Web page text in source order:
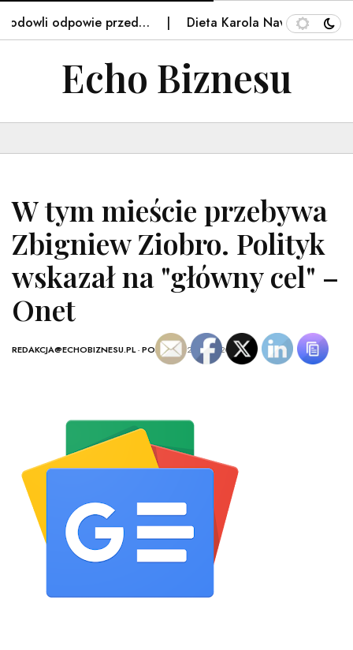
odpowie przed… Dieta Karola Nawrockiego.
Echo Biznesu
W tym mieście przebywa
Zbigniew Ziobro. Polityk
wskazał na "główny cel" –
Onet
REDAKCJA@ECHOBIZNESU.PL-POLSKA - 12 MAJA, 2026